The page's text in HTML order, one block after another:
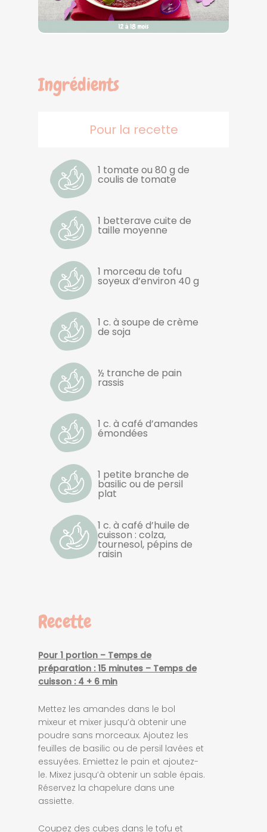
Ingrédients
Pour la recette
1 tomate ou 80 g de
coulis de tomate
1 betterave cuite de
taille moyenne
1 morceau de tofu
soyeux d’environ 40 g
1 c. à soupe de crème
de soja
½ tranche de pain
rassis
1 c. à café d’amandes
émondées
1 petite branche de
basilic ou de persil
plat
1 c. à café d’huile de
cuisson : colza,
tournesol, pépins de
raisin
Recette
Pour 1 portion – Temps de
préparation : 15 minutes – Temps de
cuisson : 4 + 6 min
Mettez les amandes dans le bol
mixeur et mixer jusqu’à obtenir une
poudre sans morceaux. Ajoutez les
feuilles de basilic ou de persil lavées et
essuyées. Emiettez le pain et ajoutez-
le. Mixez jusqu’à obtenir un sable épais.
Réservez la chapelure dans une
assiette.
Coupez des cubes dans le tofu et